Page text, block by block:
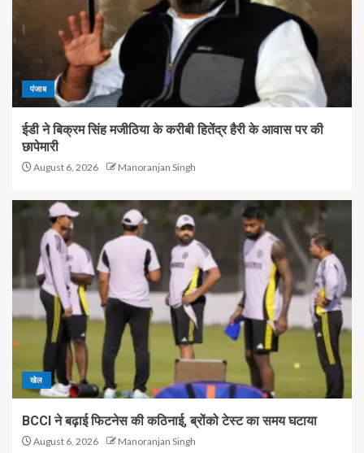
पंजाब
ईडी ने बिक्रम सिंह मजीठिया के करीबी हितेंद्र हैरी के आवास पर की
छापेमारी
August 6, 2026 Manoranjan Singh
खेल
BCCI ने बढ़ाई फिटनेस की कठिनाई, ब्रोंको टेस्ट का समय घटाया
August 6, 2026 Manoranjan Singh